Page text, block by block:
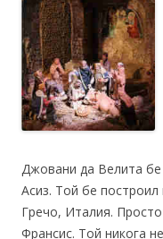
Джовани да Велита
Асиз. Той бе построил
Гречо, Италия.
Франсис. Той никога